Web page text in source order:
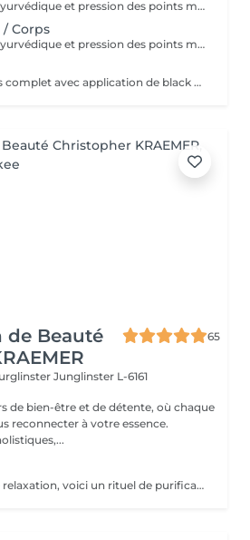
Massage d'inspiration ayurvédique et pression des points marmas selon votre dosha (vata, pitta, kapha), tant avec les couleurs que les parfums et le choix des huiles. Une tisane vous sera servie après le soin.
Corps
Massage d'inspiration ayurvédique et pression des points marmas selon votre dosha (vata, pitta, kapha), tant avec les couleurs que les parfums et le choix des huiles. Corps, mini soin visage et cuir chevelu. Une tisane vous sera servie après le soin.
Massage drainant corps complet avec application de black mud détox. Idéal pour les tempéraments kapha et les personnes ayant de la rétention de liquides ou de la cellulite liée à cela. Effet jambes légères garanti, soin très relaxant. Une boisson Tisama Lakshmi dren vous sera servie après le soin.
de Beauté
65
Junglinster L-6161
de bien-être et de détente, où chaque
reconnecter à votre essence.
Bien plus qu'un soin de relaxation, voici un rituel de purification incroyable. Tous les bienfaits du HeadSpa, de la naturopathie, de la sophrologie et des soins énergétiques, sont réunis dans ce rituel d'exception pour remise à zéro. Nous travaillons toutes les couches du corps humain. Physique, vibratoires, énergétiques etc Ne comprend pas le séchage des cheveux.